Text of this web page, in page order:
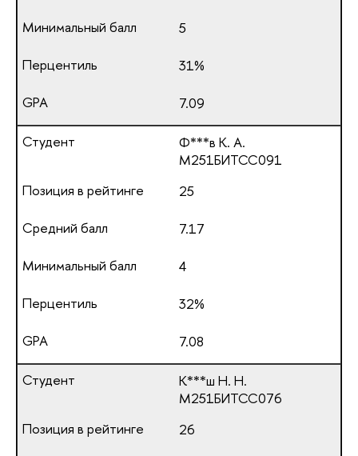
5
31%
7.09
Ф***в К. А.
М251БИТСС091
25
7.17
4
32%
7.08
К***ш Н. Н.
М251БИТСС076
26